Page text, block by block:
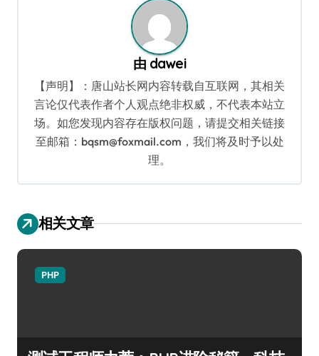
由 dawei
【声明】：唐山站长网内容转载自互联网，其相关
言论仅代表作者个人观点绝非权威，不代表本站立
场。如您发现内容存在版权问题，请提交相关链接
至邮箱：bqsm@foxmail.com，我们将及时予以处
理。
相关文章
PHP